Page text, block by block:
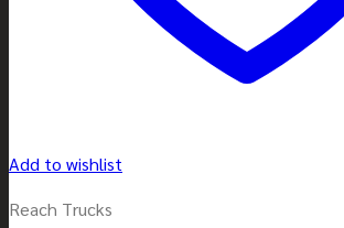
Add to wishlist
Reach Trucks